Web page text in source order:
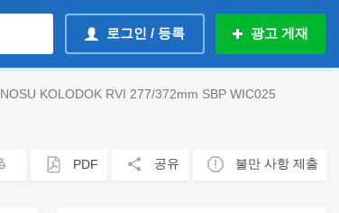
로그인 / 등록 광고 게재
KOLODOK RVI 277/372mm SBP WIC025
PDF 공유 불만 사항 제출